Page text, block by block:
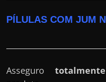
PÍLULAS COM JUM
Assegurototalmente